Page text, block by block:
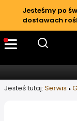
Jesteśmy po
dostawach
Jesteś tutaj: Serwis